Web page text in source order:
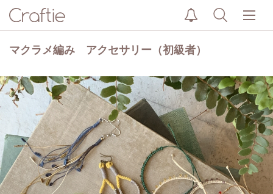
マクラメ編み アクセサリー（初級者）